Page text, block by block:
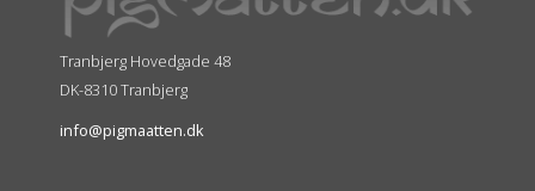
Tranbjerg Hovedgade 48
DK-8310 Tranbjerg
info@pigmaatten.dk